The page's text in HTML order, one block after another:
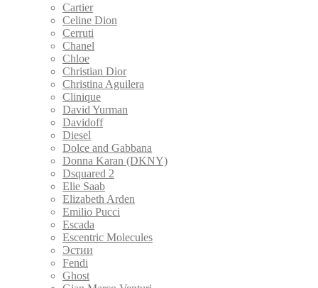
Cartier
Celine Dion
Cerruti
Chanel
Chloe
Christian Dior
Christina Aguilera
Clinique
David Yurman
Davidoff
Diesel
Dolce and Gabbana
Donna Karan (DKNY)
Dsquared 2
Elie Saab
Elizabeth Arden
Emilio Pucci
Escada
Escentric Molecules
Эстии
Fendi
Ghost